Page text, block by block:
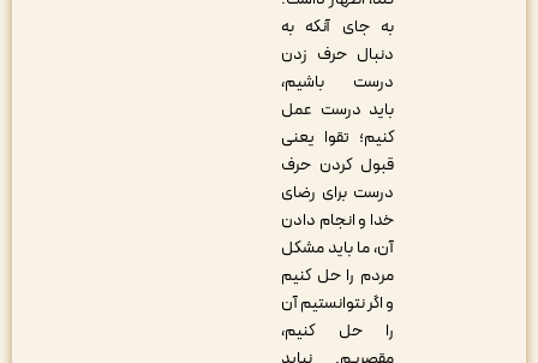
به جای آنکه به
دنبال حرف زدن
درست باشیم،
باید درست عمل
کنیم؛ تقوا یعنی
قبول کردن حرف
درست برای رضای
خدا و انجام دادن
آن، ما باید مشکل
مردم را حل کنیم
و اگر نتوانستیم آن
را حل کنیم،